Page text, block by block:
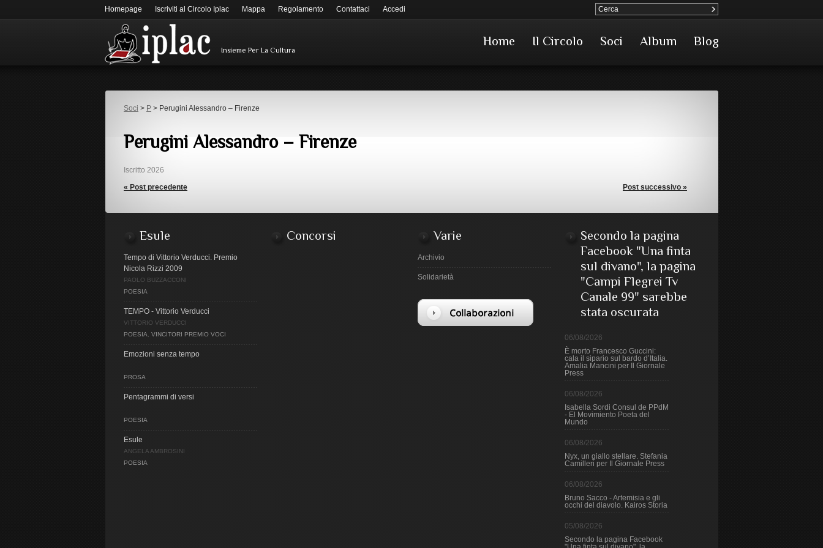
Homepage Iscriviti al Circolo Iplac Mappa Regolamento Contattaci Accedi
Insieme Per La Cultura
Home Il Circolo Soci Album Blog
Soci > P > Perugini Alessandro – Firenze
Perugini Alessandro – Firenze
Iscritto 2026
« Post precedente
Post successivo »
Esule
Tempo di Vittorio Verducci. Premio
Nicola Rizzi 2009
PAOLO BUZZACCONI
POESIA
TEMPO - Vittorio Verducci
VITTORIO VERDUCCI
POESIA
VINCITORI PREMIO VOCI
Emozioni senza tempo
PROSA
Pentagrammi di versi
POESIA
Esule
ANGELA AMBROSINI
POESIA
Concorsi Varie
Archivio
Solidarietà
Secondo la pagina
Facebook "Una finta
sul divano", la pagina
"Campi Flegrei Tv
Canale 99" sarebbe
stata oscurata
06/08/2026
È morto Francesco Guccini:
cala il sipario sul bardo d’Italia.
Amalia Mancini per Il Giornale
Press
06/08/2026
Isabella Sordi Consul de PPdM
- El Movimiento Poeta del
Mundo
06/08/2026
Nyx, un giallo stellare. Stefania
Camilleri per Il Giornale Press
06/08/2026
Bruno Sacco - Artemisia e gli
occhi del diavolo. Kairos Storia
05/08/2026
Secondo la pagina Facebook